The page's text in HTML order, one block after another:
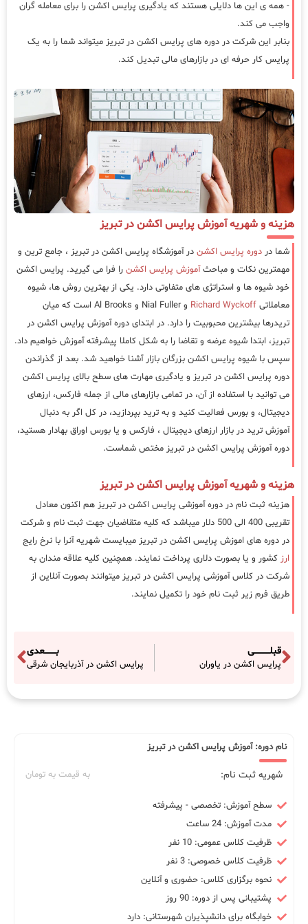
- همه ی این ها دلایلی هستند که یادگیری پرایس اکشن را برای معامله گران
واجب می کند.
بنابر این شرکت در دوره های پرایس اکشن در تبریز میتواند شما را به یک
پرایس کار حرفه ای در بازارهای مالی تبدیل کند.
هزینه و شهریه آموزش پرایس اکشن در تبریز
شما در دوره پرایس اکشن در آموزشگاه پرایس اکشن در تبریز ، جامع ترین و
مهمترین نکات و مباحثآموزش پرایس اکشن را فرا می گیرید. پرایس اکشن
خود شیوه ها و استراتژی های متفاوتی دارد. یکی از بهترین روش ها، شیوه
معاملاتی Richard Wyckoff
و Nial Fuller و Al Brooks است که میان
تریدرها بیشترین محبوبیت را دارد. در ابتدای دوره آموزش پرایس اکشن در
تبریز، ابتدا شیوه عرضه و تقاضا را به شکل کاملا پیشرفته آموزش خواهیم داد.
سپس با شیوه پرایس اکشن بزرگان بازار آشنا خواهید شد. بعد از گذراندن
دوره پرایس اکشن در تبریز و یادگیری مهارت های سطح بالای پرایس اکشن
می توانید با استفاده از آن، در تمامی بازارهای مالی از جمله فارکس، ارزهای
دیجیتال، و بورس فعالیت کنید و به ترید بپردازید، در کل اگر به دنبال
آموزش ترید در بازار ارزهای دیجیتال ، فارکس و یا بورس اوراق بهادار هستید،
دوره آموزش پرایس اکشن در تبریز مختص شماست.
هزینه و شهریه آموزش پرایس اکشن در تبریز
هزینه ثبت نام در دوره آموزشی پرایس اکشن در تبریز هم اکنون معادل
تقریبی 400 الی 500 دلار میباشد که کلیه متقاضیان جهت ثبت نام و شرکت
در دوره های اموزش پرایس اکشن در تبریز میبایست شهریه آنرا با نرخ رایج
ارز کشور و یا بصورت دلاری پرداخت نمایند. همچنین کلیه علاقه مندان به
شرکت در کلاس آموزشی پرایس اکشن در تبریز میتوانند بصورت آنلاین از
طریق فرم زیر ثبت نام خود را تکمیل نمایند.
قبلـــــــــــی
پرایس اکشن در یاوران
بــــــــعدی
پرایس اکشن در آذربایجان شرقی
نام دوره: آموزش پرایس اکشن در تبریز
شهریه ثبت نام: به قیمت به تومان
سطح آموزش: تخصصی - پیشرفته
مدت آموزش: 24 ساعت
ظرفیت کلاس عمومی: 10 نفر
ظرفیت کلاس خصوصی: 3 نفر
نحوه برگزاری کلاس: حضوری و آنلاین
پشتیبانی پس از دوره: 90 روز
خوابگاه برای دانشپذیران شهرستانی: دارد